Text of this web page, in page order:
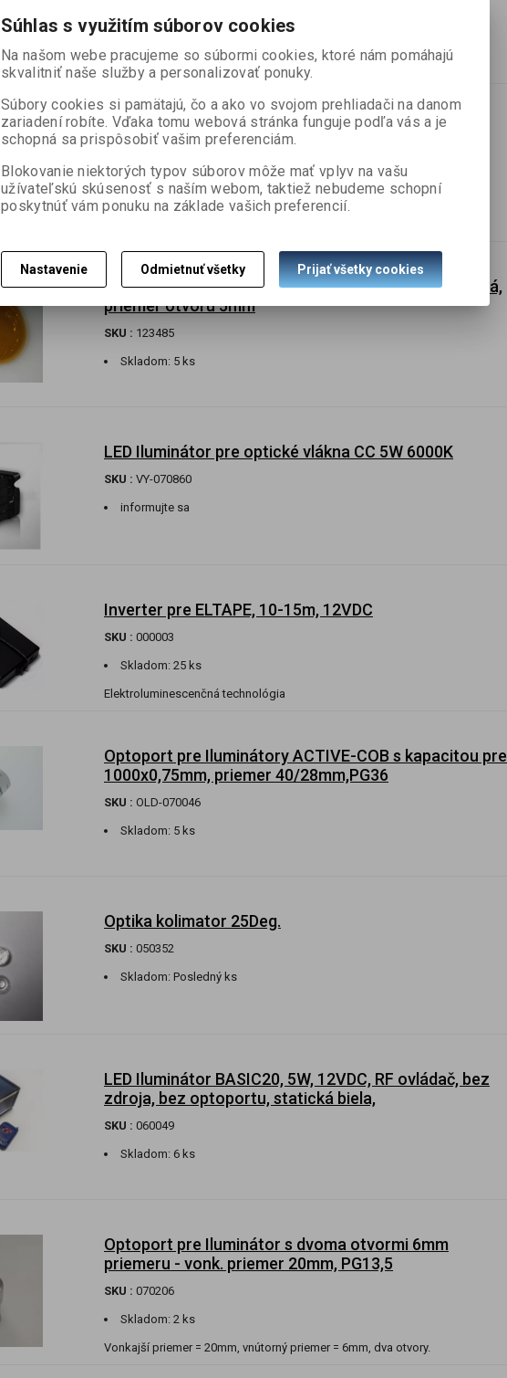
Kolečko pre iluminátor, 20/30mm
Skladom:118 ks
Guľa sklenená, nepravidelná,priemer 90mm, jantárová,
priemer otvoru 5mm
SKU : 123485
Skladom: 5 ks
LED Iluminátor pre optické vlákna CC 5W 6000K
SKU : VY-070860
informujte sa
Inverter pre ELTAPE, 10-15m, 12VDC
SKU : 000003
Skladom: 25 ks
Elektroluminescenčná technológia
Optoport pre Iluminátory ACTIVE-COB s kapacitou pre
1000x0,75mm, priemer 40/28mm,PG36
SKU : OLD-070046
Skladom: 5 ks
Optika kolimator 25Deg.
SKU : 050352
Skladom: Posledný ks
LED Iluminátor BASIC20, 5W, 12VDC, RF ovládač, bez
zdroja, bez optoportu, statická biela,
SKU : 060049
Skladom: 6 ks
Optoport pre Iluminátor s dvoma otvormi 6mm
priemeru - vonk. priemer 20mm, PG13,5
SKU : 070206
Skladom: 2 ks
Vonkajší priemer = 20mm, vnútorný priemer = 6mm, dva otvory.
Súhlas s využitím súborov cookies
Na našom webe pracujeme so súbormi cookies, ktoré nám pomáhajú
skvalitniť naše služby a personalizovať ponuky.
Súbory cookies si pamätajú, čo a ako vo svojom prehliadači na danom
zariadení robíte. Vďaka tomu webová stránka funguje podľa vás a je
schopná sa prispôsobiť vašim preferenciám.
Blokovanie niektorých typov súborov môže mať vplyv na vašu
užívateľskú skúsenosť s naším webom, taktiež nebudeme schopní
poskytnúť vám ponuku na základe vašich preferencií.
Nastavenie Odmietnuť všetky Prijať všetky cookies